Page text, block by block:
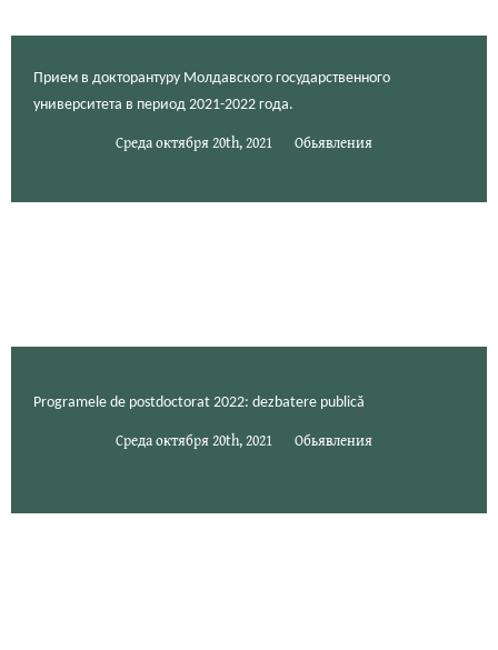
Прием в докторантуру Молдавского государственного
университета в период 2021-2022 года.
Среда октября 20th, 2021 Обьявления
Programele de postdoctorat 2022: dezbatere publică
Среда октября 20th, 2021 Обьявления